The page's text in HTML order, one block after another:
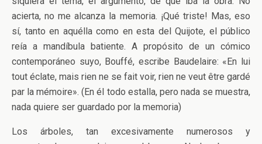
acierta, no me alcanza la memoria. ¡Qué triste! Mas, eso
sí, tanto en aquélla como en esta del Quijote, el público
reía a mandíbula batiente. A propósito de un cómico
contemporáneo suyo, Bouffé, escribe Baudelaire: «En lui
tout éclate, mais rien ne se fait voir, rien ne veut être gardé
par la mémoire». (En él todo estalla, pero nada se muestra,
nada quiere ser guardado por la memoria)
Los árboles, tan excesivamente numerosos y